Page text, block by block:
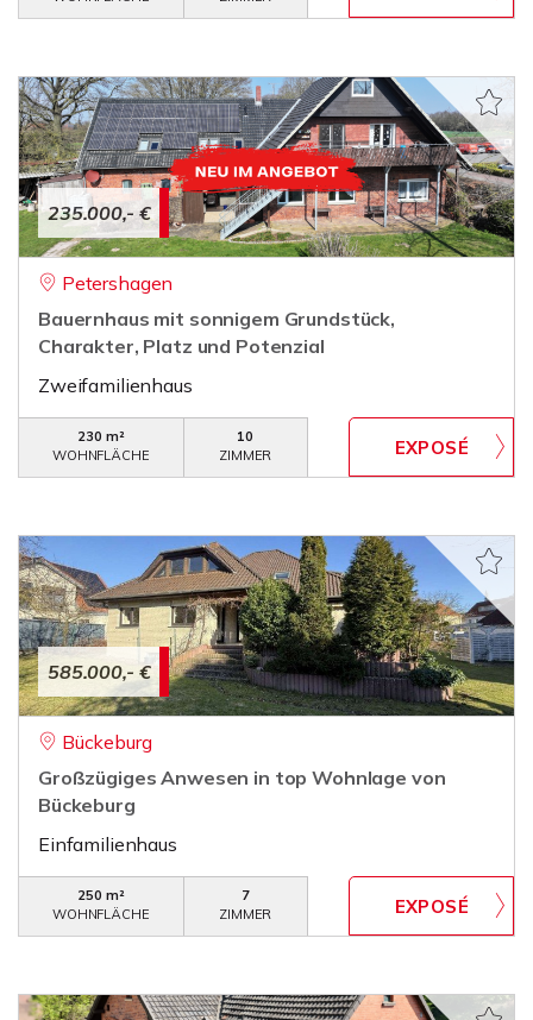
235.000,- €
Petershagen
Bauernhaus mit sonnigem Grundstück,
Charakter, Platz und Potenzial
Zweifamilienhaus
230 m²
WOHNFLÄCHE
10
ZIMMER
585.000,- €
Bückeburg
Großzügiges Anwesen in top Wohnlage von
Bückeburg
Einfamilienhaus
250 m²
WOHNFLÄCHE
7
ZIMMER